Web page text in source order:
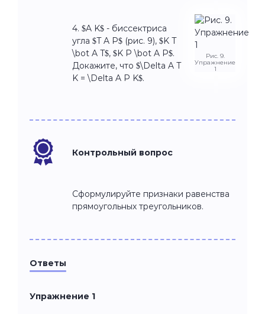
Рис. 9.
Упражнение
1
4. $A K$ - биссектриса
угла $T A P$ (рис. 9), $K T
\bot A T$, $K P \bot A P$.
Докажите, что $\Delta A T
K = \Delta A P K$.
Контрольный вопрос
Сформулируйте признаки равенства
прямоугольных треугольников.
Ответы
Упражнение 1